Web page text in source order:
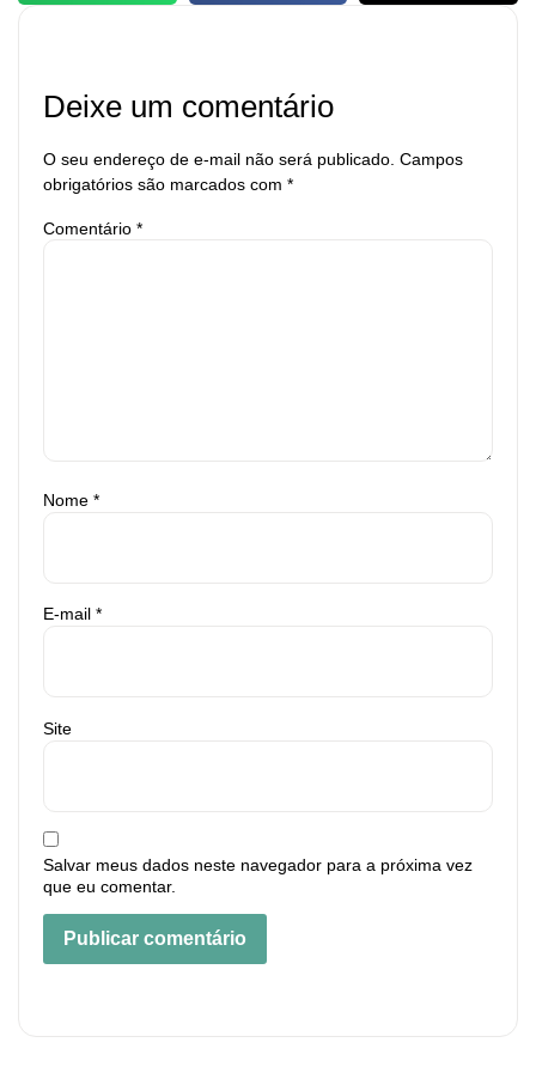
Deixe um comentário
O seu endereço de e-mail não será publicado. Campos
obrigatórios são marcados com *
Comentário *
Nome *
E-mail *
Site
Salvar meus dados neste navegador para a próxima vez
que eu comentar.